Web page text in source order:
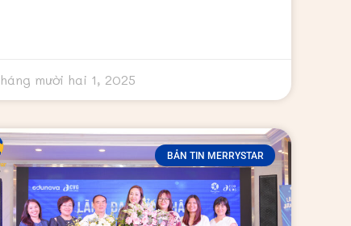
mười hai 1, 2025
BẢN TIN MERRYSTAR